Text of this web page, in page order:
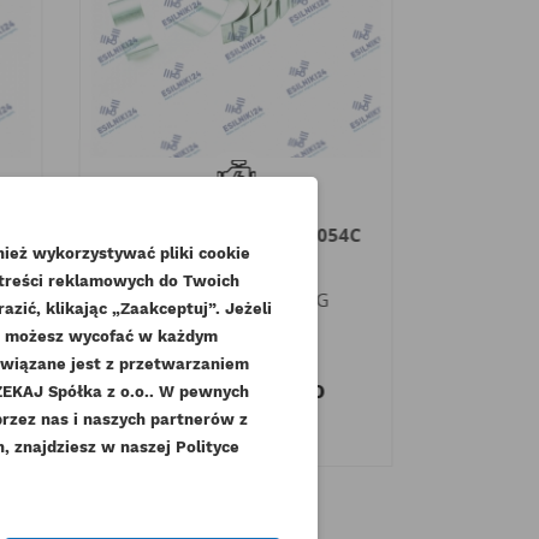
KORBOWODOWE STD 3054C
C4.4 ORYGINAŁ
Indeks 225-7781-ORG
Dostępny
121,77 złBrutto
99,00 zł
wykorzystywać pliki cookie
reklamowych do Twoich
klikając „Zaakceptuj”. Jeżeli
wycofać w każdym
jest z przetwarzaniem
Spółka z o.o.. W pewnych
nas i naszych partnerów z
znajdziesz w naszej Polityce